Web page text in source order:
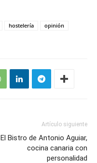
hostelería
opinión
Artículo siguiente
El Bistro de Antonio Aguiar,
cocina canaria con
personalidad